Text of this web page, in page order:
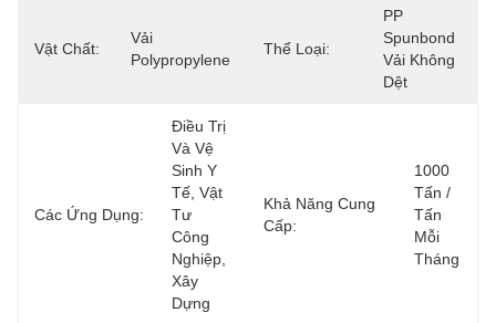
Vật Chất:
Vải
Polypropylene
Thể Loại:
PP
Spunbond
Vải Không
Dệt
Các Ứng Dụng:
Điều Trị
Và Vệ
Sinh Y
Tế, Vật
Tư
Công
Nghiệp,
Xây
Dựng
Khả Năng Cung
Cấp:
1000
Tấn /
Tấn
Mỗi
Tháng